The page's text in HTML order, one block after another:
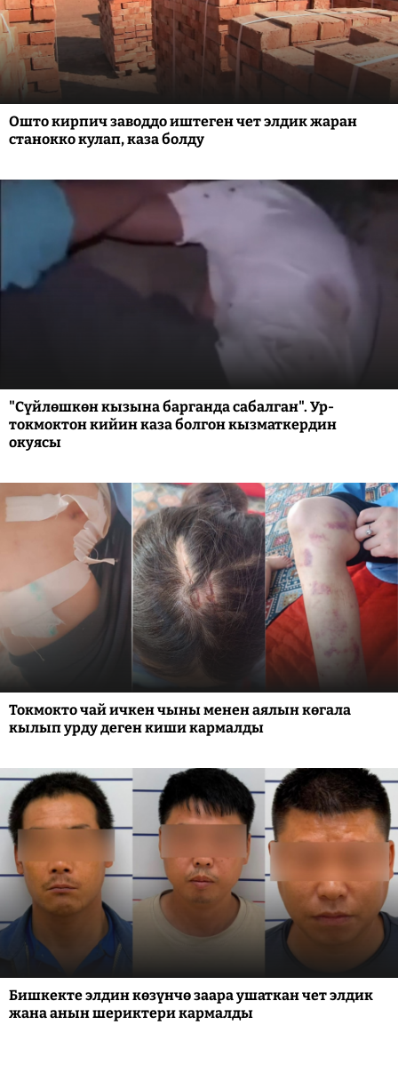
Ошто кирпич заводдо иштеген чет элдик жаран
станокко кулап, каза болду
"Сүйлөшкөн кызына барганда сабалган". Ур-
токмоктон кийин каза болгон кызматкердин
окуясы
Токмокто чай ичкен чыны менен аялын көгала
кылып урду деген киши кармалды
Бишкекте элдин көзүнчө заара ушаткан чет элдик
жана анын шериктери кармалды